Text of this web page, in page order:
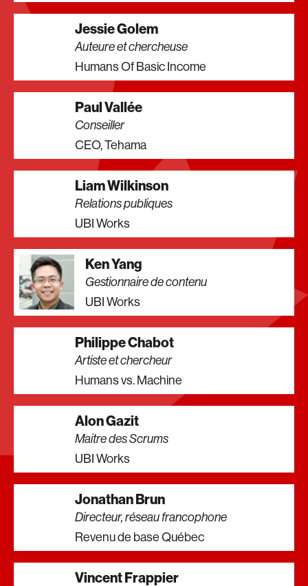
Jessie Golem
Auteure et chercheuse
Humans Of Basic Income
Paul Vallée
Conseiller
CEO, Tehama
Liam Wilkinson
Relations publiques
UBI Works
Ken Yang
Gestionnaire de contenu
UBI Works
Philippe Chabot
Artiste et chercheur
Humans vs. Machine
Alon Gazit
Maitre des Scrums
UBI Works
Jonathan Brun
Directeur, réseau francophone
Revenu de base Québec
Vincent Frappier